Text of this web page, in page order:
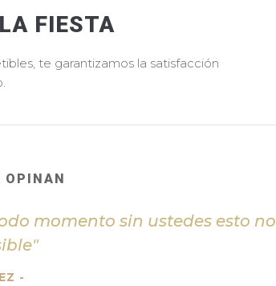
FIESTA
te garantizamos la satisfacción
OPINAN
momento sin ustedes esto no
-